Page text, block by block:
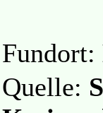
Fundort:
Quelle: